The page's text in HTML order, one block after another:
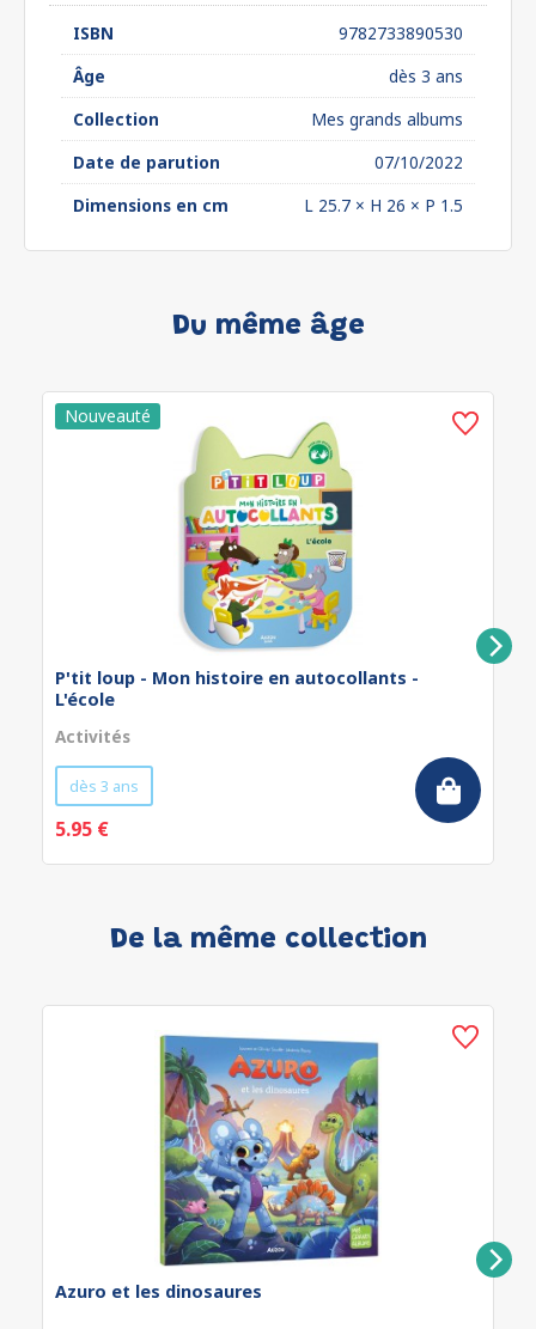
ISBN
9782733890530
Âge
dès 3 ans
Collection
Mes grands albums
Date de parution
07/10/2022
Dimensions en cm
L 25.7 × H 26 × P 1.5
Du même âge
P'tit loup - Mon histoire en autocollants -
L'école
Activités
dès 3 ans
5.95 €
De la même collection
Azuro et les dinosaures